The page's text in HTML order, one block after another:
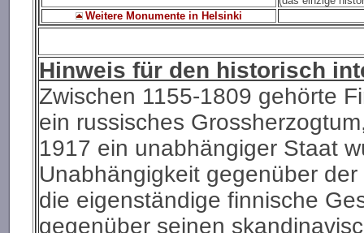
Weitere Monumente in Helsinki
Hinweis für den historisch
Zwischen 1155-1809 gehörte
ein russisches
1917 ein unabhängiger Staat
Unabhängigkeit gegenüber
die eigenständige finnische
gegenüber seinen